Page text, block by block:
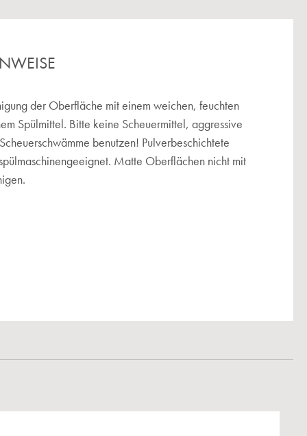
der Oberfläche mit einem weichen, feuchten
Spülmittel. Bitte keine Scheuermittel, aggressive
benutzen! Pulverbeschichtete
Matte Oberflächen nicht mit